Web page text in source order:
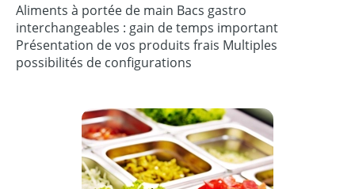
Aliments à portée de main Bacs gastro
interchangeables : gain de temps important
Présentation de vos produits frais Multiples
possibilités de configurations